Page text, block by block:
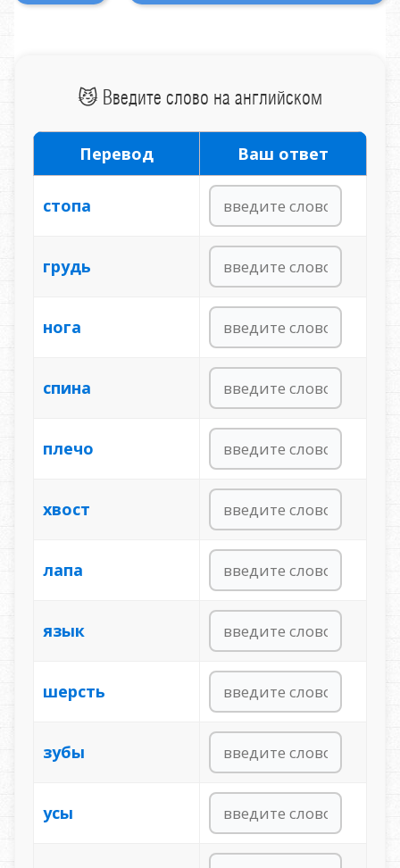
😼 Введите слово на английском
Перевод Ваш ответ
стопа
грудь
нога
спина
плечо
хвост
лапа
язык
шерсть
зубы
усы